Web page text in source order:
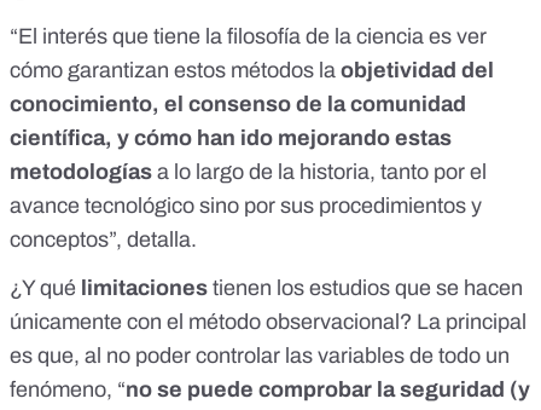
“El interés que tiene la filosofía de la ciencia es ver
cómo garantizan estos métodos la objetividad del
conocimiento, el consenso de la comunidad
científica, y cómo han ido mejorando estas
metodologías a lo largo de la historia, tanto por el
avance tecnológico sino por sus procedimientos y
conceptos”, detalla.
¿Y qué limitaciones tienen los estudios que se hacen
únicamente con el método observacional? La principal
es que, al no poder controlar las variables de todo un
fenómeno, “no se puede comprobar la seguridad (y